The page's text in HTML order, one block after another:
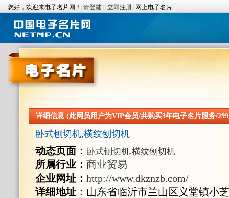
您好，欢迎来电子名片网！ [请登陆] [立即注册] 网上电子名片
详细信息 (此网员用户为VIP会员/共购买3年电子名片服务/
卧式刨切机,横纹刨切机
动态页面： 卧式刨切机,横纹刨切机
所属行业： 商业贸易
企业网址： http://www.dkznzb.com/
详细地址： 山东省临沂市兰山区义堂镇小